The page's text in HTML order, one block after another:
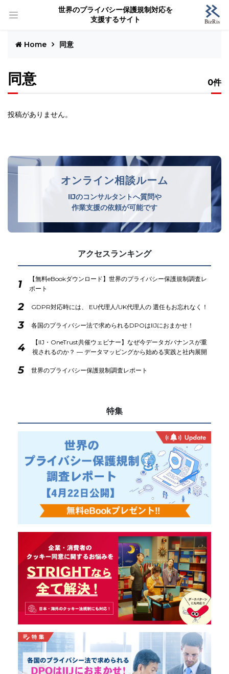
世界のプライバシー保護規制対応を
支援するサイト
Home 同意
同意 0件
投稿がありません。
オンライン相談ルーム
IIJのコンサルタントへ質問や
作業支援の依頼が可能です
アクセスランキング
1
【無料eBookダウンロード】世界のプライバシー保護規制調査レ
ポート
2 GDPR対応時には、 EU代理人/UK代理人の 選任もお忘れなく！
3 各国のプライバシー法で求められるDPOはIIJにおまかせ！
4
【IIJ・OneTrust共催ウェビナー】なぜ今データガバナンスが重
視されるのか？ ― データマッピングから始める実践と社内展開
5 世界のプライバシー保護規制調査レポート
特集